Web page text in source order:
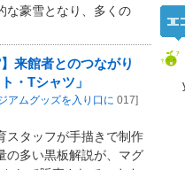
な豪雪となり、多くの
】来館者とのつながり
・Tシャツ」
アムグッズを入り口に 017]
スタッフが手描きで制作
の多い黒板解説が、マグ